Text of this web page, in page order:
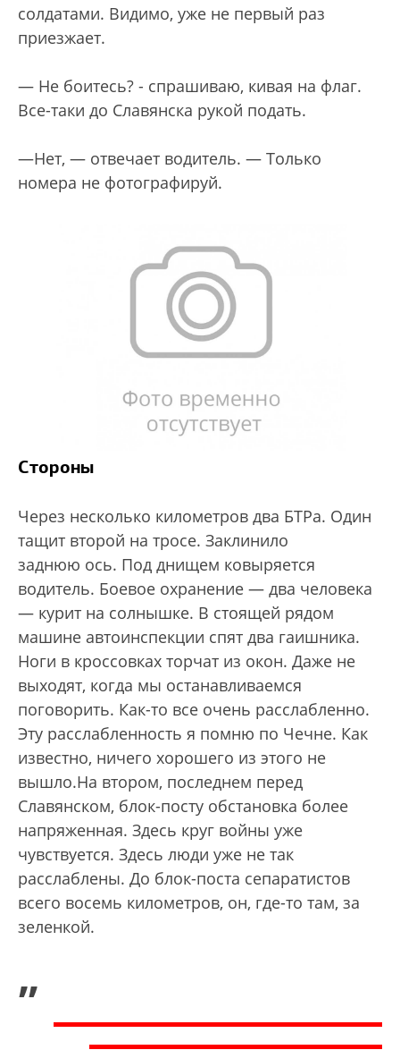
солдатами. Видимо, уже не первый раз
приезжает.
— Не боитесь? - спрашиваю, кивая на флаг.
Все-таки до Славянска рукой подать.
—Нет, — отвечает водитель. — Только
номера не фотографируй.
Стороны
Через несколько километров два БТРа. Один
тащит второй на тросе. Заклинило
заднюю ось. Под днищем ковыряется
водитель. Боевое охранение — два человека
— курит на солнышке. В стоящей рядом
машине автоинспекции спят два гаишника.
Ноги в кроссовках торчат из окон. Даже не
выходят, когда мы останавливаемся
поговорить. Как-то все очень расслабленно.
Эту расслабленность я помню по Чечне. Как
известно, ничего хорошего из этого не
вышло.На втором, последнем перед
Славянском, блок-посту обстановка более
напряженная. Здесь круг войны уже
чувствуется. Здесь люди уже не так
расслаблены. До блок-поста сепаратистов
всего восемь километров, он, где-то там, за
зеленкой.
„